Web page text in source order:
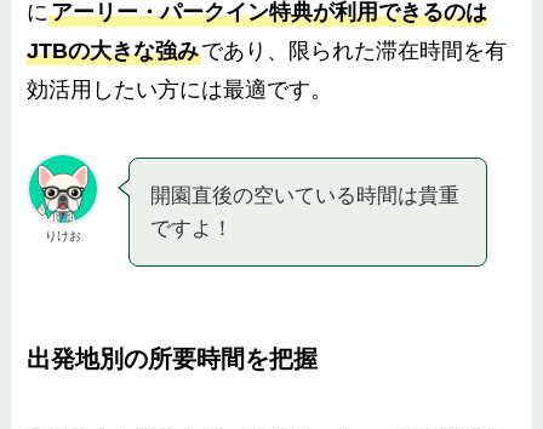
にアーリー・パークイン特典が利用できるのは
JTBの大きな強みであり、限られた滞在時間を有
効活用したい方には最適です。
りけお
開園直後の空いている時間は貴重
ですよ！
出発地別の所要時間を把握